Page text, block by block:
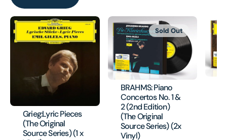
Grieg:Lyric Pieces
(The Original
Source Series) (1 x
BRAHMS: Piano
Concertos No. 1 &
2 (2nd Edition)
(The Original
Source Series) (2x
Vinyl)
Sold Out